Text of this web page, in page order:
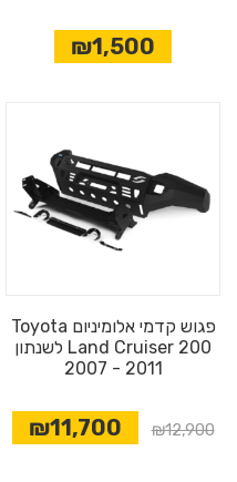
₪1,500
פגוש קדמי אלומיניום Toyota
Land Cruiser 200 לשנתון
2011 - 2007
₪12,900
₪11,700